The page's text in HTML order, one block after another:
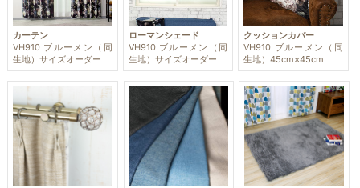
カーテン
VH910 ブルーメン（同
生地）サイズオーダー
ローマンシェード
VH910 ブルーメン（同
生地）サイズオーダー
クッションカバー
VH910 ブルーメン（同
生地）45cm×45cm